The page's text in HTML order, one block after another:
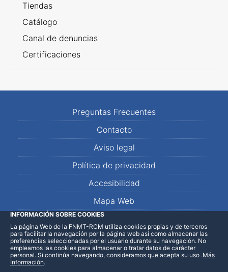
Tiendas
Catálogo
Canal de denuncias
Certificaciones
Preguntas Frecuentes
Contacto
Aviso legal
Política de privacidad
Accesibilidad
Mapa Web
LinkedInFacebookWhatsApp
INFORMACIÓN SOBRE COOKIES
La página Web de la FNMT-RCM utiliza cookies propias y de terceros
para facilitar la navegación por la página web así como almacenar las
preferencias seleccionadas por el usuario durante su navegación. No
empleamos las cookies para almacenar o tratar datos de carácter
personal. Si continúa navegando, consideramos que acepta su uso .Más
Información.